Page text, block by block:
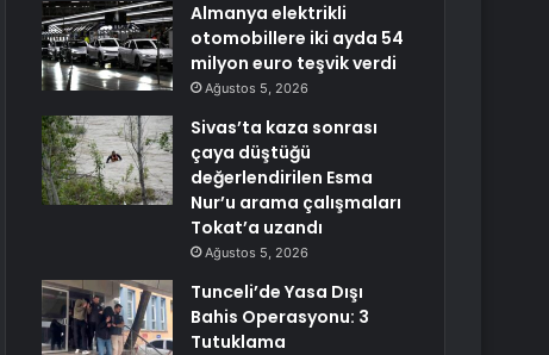
Almanya elektrikli
otomobillere iki ayda 54
milyon euro teşvik verdi
Ağustos 5, 2026
Sivas’ta kaza sonrası
çaya düştüğü
değerlendirilen Esma
Nur’u arama çalışmaları
Tokat’a uzandı
Ağustos 5, 2026
Tunceli’de Yasa Dışı
Bahis Operasyonu: 3
Tutuklama